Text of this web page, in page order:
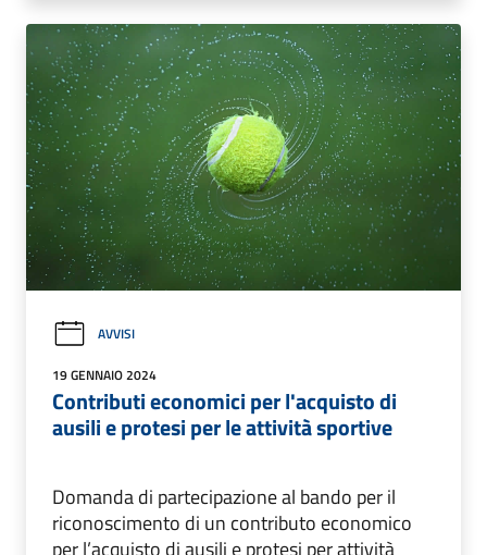
AVVISI
19 GENNAIO 2024
Contributi economici per l'acquisto di
ausili e protesi per le attività sportive
Domanda di partecipazione al bando per il
riconoscimento di un contributo economico
per l’acquisto di ausili e protesi per attività